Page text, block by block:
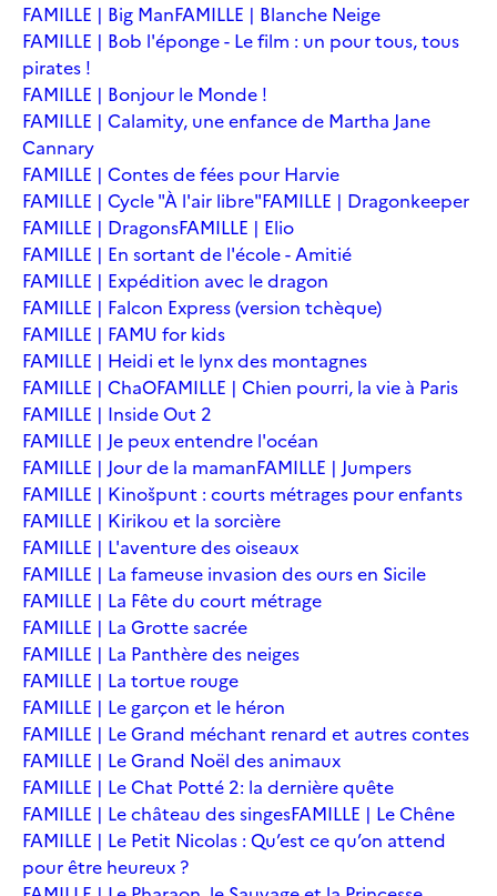
FAMILLE | Big ManFAMILLE | Blanche Neige
FAMILLE | Bob l'éponge - Le film : un pour tous, tous
pirates !
FAMILLE | Bonjour le Monde !
FAMILLE | Calamity, une enfance de Martha Jane
Cannary
FAMILLE | Contes de fées pour Harvie
FAMILLE | Cycle "À l'air libre"FAMILLE | Dragonkeeper
FAMILLE | DragonsFAMILLE | Elio
FAMILLE | En sortant de l'école - Amitié
FAMILLE | Expédition avec le dragon
FAMILLE | Falcon Express (version tchèque)
FAMILLE | FAMU for kids
FAMILLE | Heidi et le lynx des montagnes
FAMILLE | ChaOFAMILLE | Chien pourri, la vie à Paris
FAMILLE | Inside Out 2
FAMILLE | Je peux entendre l'océan
FAMILLE | Jour de la mamanFAMILLE | Jumpers
FAMILLE | Kinošpunt : courts métrages pour enfants
FAMILLE | Kirikou et la sorcière
FAMILLE | L'aventure des oiseaux
FAMILLE | La fameuse invasion des ours en Sicile
FAMILLE | La Fête du court métrage
FAMILLE | La Grotte sacrée
FAMILLE | La Panthère des neiges
FAMILLE | La tortue rouge
FAMILLE | Le garçon et le héron
FAMILLE | Le Grand méchant renard et autres contes
FAMILLE | Le Grand Noël des animaux
FAMILLE | Le Chat Potté 2: la dernière quête
FAMILLE | Le château des singesFAMILLE | Le Chêne
FAMILLE | Le Petit Nicolas : Qu’est ce qu’on attend
pour être heureux ?